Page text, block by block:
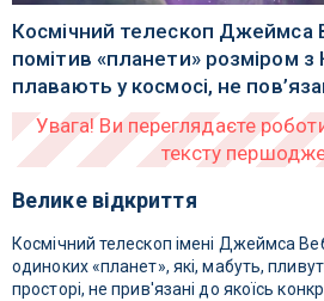
Космічний телескоп Джеймса
помітив «планети» розміром з
плавають у космосі, не
Велике відкриття
Космічний телескоп імені Джеймса
одиноких «планет», які, мабуть,
просторі, не прив'язані до якоїсь